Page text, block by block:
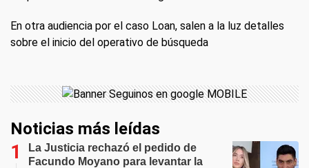
En otra audiencia por el caso Loan, salen a la luz detalles
sobre el inicio del operativo de búsqueda
Noticias más leídas
La Justicia rechazó el pedido de
Facundo Moyano para levantar la